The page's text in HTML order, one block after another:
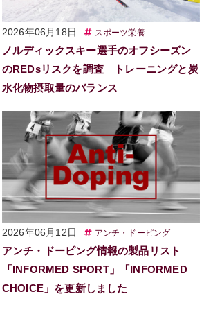
2026年06月18日 スポーツ栄養
ノルディックスキー選手のオフシーズン
のREDsリスクを調査 トレーニングと炭
水化物摂取量のバランス
2026年06月12日 アンチ・ドーピング
アンチ・ドーピング情報の製品リスト
「INFORMED SPORT」「INFORMED
CHOICE」を更新しました